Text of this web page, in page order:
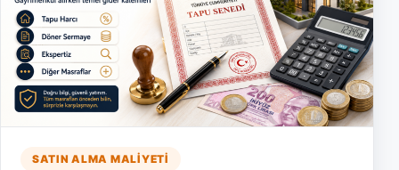
SATIN ALMA MALIYETI